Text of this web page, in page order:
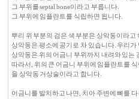
그 부위를 septal bone이라고 부릅니다.
그 부위에 임플란트를 식립하면 됩니다.
뿌리 위 부분의 검은 색 부분은 상악동이라고
상악동은 평소에 공기로 차 있습니다. 우리
상악동은 위의 어금니 부위까지 내려와 있는
따라서, 위의 큰 어금니 부위에 임플란트를
을 상악동 거상술이라고 합니다.
어금니를 발치하고 나면, 치아 주변에 뼈를